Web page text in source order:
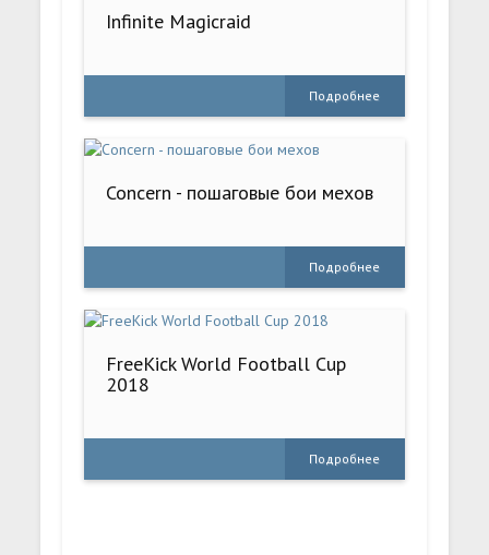
Infinite Magicraid
Подробнее
Concern - пошаговые бои мехов
Подробнее
FreeKick World Football Cup
2018
Подробнее